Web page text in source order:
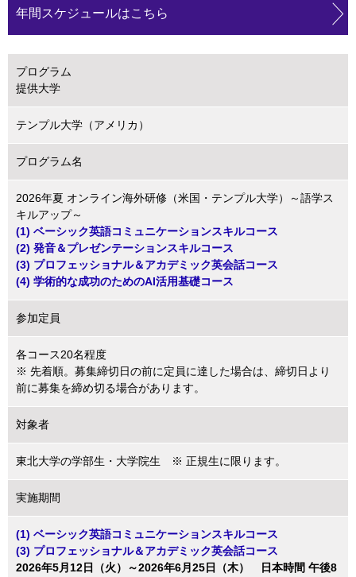
年間スケジュールはこちら
プログラム
提供大学
テンプル大学（アメリカ）
プログラム名
2026年夏 オンライン海外研修（米国・テンプル大学）～語学ス
キルアップ～
(1) ベーシック英語コミュニケーションスキルコース
(2) 発音＆プレゼンテーションスキルコース
(3) プロフェッショナル＆アカデミック英会話コース
(4) 学術的な成功のためのAI活用基礎コース
参加定員
各コース20名程度
※ 先着順。募集締切日の前に定員に達した場合は、締切日より
前に募集を締め切る場合があります。
対象者
東北大学の学部生・大学院生 ※ 正規生に限ります。
実施期間
(1) ベーシック英語コミュニケーションスキルコース
(3) プロフェッショナル＆アカデミック英会話コース
2026年5月12日（火）～2026年6月25日（木） 日本時間 午後8